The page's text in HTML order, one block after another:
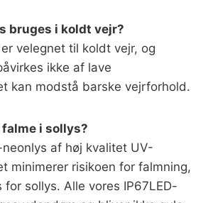
bruges i koldt vejr?
velegnet til koldt vejr, og
ikke af lave
kan modstå barske vejrforhold.
i sollys?
af høj kvalitet UV-
minimerer risikoen for falmning,
sollys. Alle vores IP67LED-